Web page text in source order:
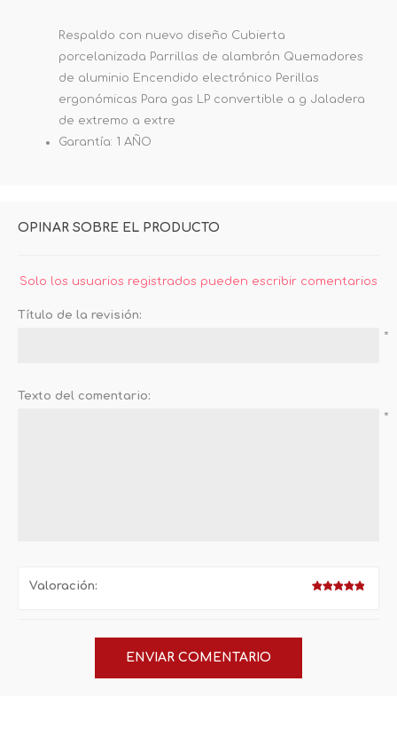
Respaldo con nuevo diseño Cubierta
porcelanizada Parrillas de alambrón Quemadores
de aluminio Encendido electrónico Perillas
ergonómicas Para gas LP convertible a g Jaladera
de extremo a extre
Garantía: 1 AÑO
OPINAR SOBRE EL PRODUCTO
Solo los usuarios registrados pueden escribir comentarios
Título de la revisión:
*
Texto del comentario:
*
Valoración: